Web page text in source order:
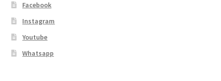
Facebook
Instagram
Youtube
Whatsapp